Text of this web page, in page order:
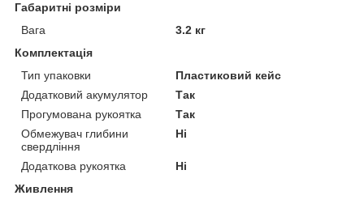
Габаритні розміри
Вага
3.2 кг
Комплектація
Тип упаковки
Пластиковий кейс
Додатковий акумулятор
Так
Прогумована рукоятка
Так
Обмежувач глибини
свердління
Ні
Додаткова рукоятка
Ні
Живлення